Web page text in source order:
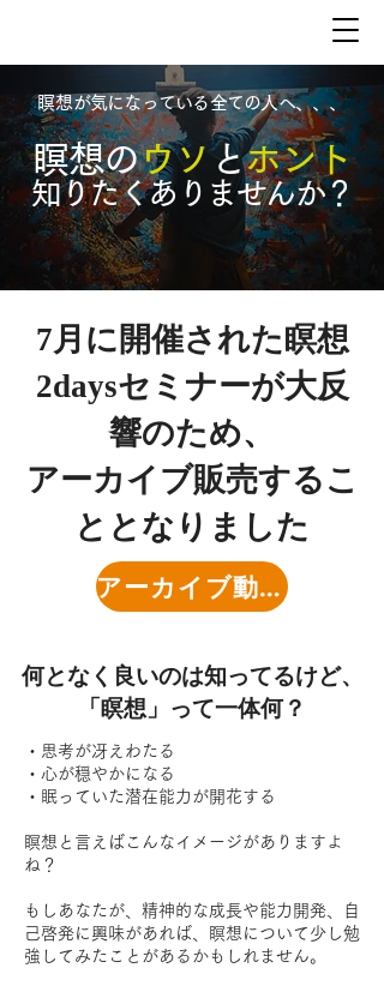
​瞑想が気になっている全ての人へ、、、
瞑想のウソとホント
​知りたくありませんか？
7月に開催された瞑想
2daysセミナーが大反
響のため、
​アーカイブ販売するこ
ととなりました
アーカイブ動画を購入する
何となく良いのは知ってるけど、
「瞑想」って一体何？
・思考が冴えわたる
・心が穏やかになる
・眠っていた潜在能力が開花する
瞑想と言えばこんなイメージがありますよ
ね？
もしあなたが、精神的な成長や能力開発、自
己啓発に興味があれば、瞑想について少し勉
強してみたことがあるかもしれません。